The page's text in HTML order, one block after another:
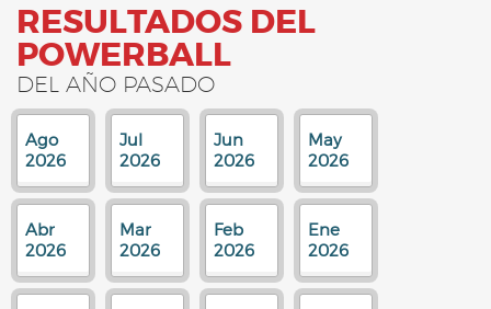
RESULTADOS DEL
POWERBALL
DEL AÑO PASADO
Ago
2026
Jul
2026
Jun
2026
May
2026
Abr
2026
Mar
2026
Feb
2026
Ene
2026